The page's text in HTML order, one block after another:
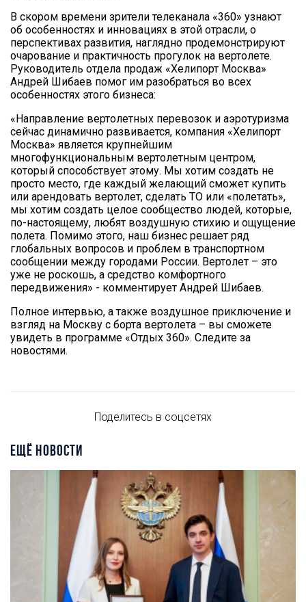
В скором времени зрители телеканала «360» узнают
об особенностях и инновациях в этой отрасли, о
перспективах развития, наглядно продемонстрируют
очарование и практичность прогулок на вертолете.
Руководитель отдела продаж «Хелипорт Москва»
Андрей Шибаев помог им разобраться во всех
особенностях этого бизнеса:
«Направление вертолетных перевозок и аэротуризма
сейчас динамично развивается, компания «Хелипорт
Москва» является крупнейшим
многофункциональным вертолетным центром,
который способствует этому. Мы хотим создать не
просто место, где каждый желающий сможет купить
или арендовать вертолет, сделать ТО или «полетать»,
мы хотим создать целое сообщество людей, которые,
по-настоящему, любят воздушную стихию и ощущение
полета. Помимо этого, наш бизнес решает ряд
глобальных вопросов и проблем в транспортном
сообщении между городами России. Вертолет – это
уже не роскошь, а средство комфортного
передвижения» - комментирует Андрей Шибаев.
Полное интервью, а также воздушное приключение и
взгляд на Москву с борта вертолета – вы сможете
увидеть в программе «Отдых 360». Следите за
новостями.
Поделитесь в соцсетях
ЕЩЁ НОВОСТИ